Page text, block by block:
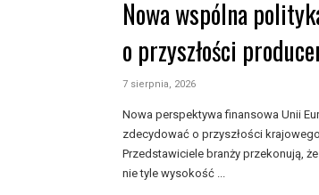
Nowa wspólna
o przyszłości
7 sierpnia, 2026
Nowa perspektywa finansowa Unii
zdecydować o przyszłości
Przedstawiciele branży przekonują,
nie tyle wysokość ...